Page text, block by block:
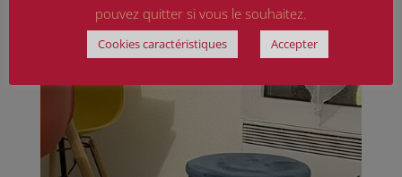
pouvez quitter si vous le souhaitez.
Cookies caractéristiques Accepter